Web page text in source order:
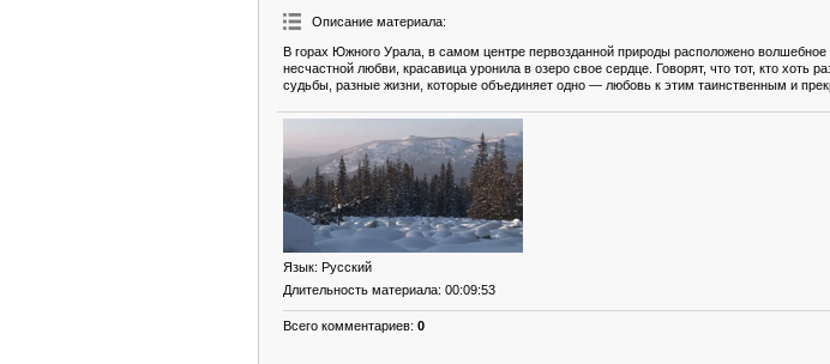
Описание материала:
В горах Южного Урала, в самом центре первозданной природы расположено
несчастной любви, красавица уронила в озеро свое сердце. Говорят, что тот, кто хоть
судьбы, разные жизни, которые объединяет одно — любовь к этим таинственным и
Язык: Русский
Длительность материала: 00:09:53
Всего комментариев: 0